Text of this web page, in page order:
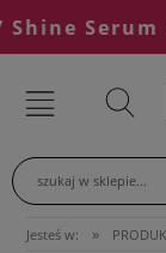
Serum
szukaj w sklepie...
Jesteś w: »